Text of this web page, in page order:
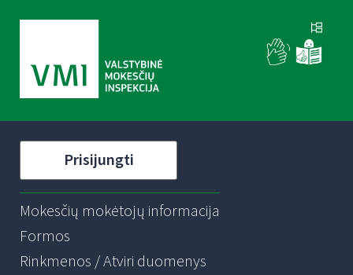
Prisijungti
Mokesčių mokėtojų informacija
Formos
Rinkmenos / Atviri duomenys